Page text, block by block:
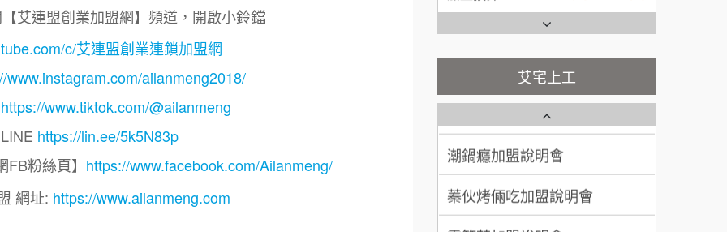
艾連盟創業加盟網】頻道，開啟小鈴鐺
c/艾連盟創業連鎖加盟網
www.instagram.com/ailanmeng2018/
https://www.tiktok.com/@ailanmeng
https://lin.ee/5k5N83p
粉絲頁】 https://www.facebook.com/Ailanmeng/
網址: https://www.ailanmeng.com
林 先生/小姐 屏東縣
加盟預算 100萬 ~ 200萬
吳 先生/小姐
加盟預算 100萬~200萬
周 先生/小姐
加盟預算 100萬 ~150萬
徐 先生/小姐 新北市
艾宅上工
台灣G湯加盟說明會
彭富貴加盟說明會
NU PASTA義大利麵加盟說明
會
潮鍋癮加盟說明會
蓁伙烤倆吃加盟說明會
霏等茶加盟說明會
藍象廷泰式火鍋加盟說明會
日十。早午食加盟說明會
上宇林加盟說明會
莫尼早餐Morni加盟說明會